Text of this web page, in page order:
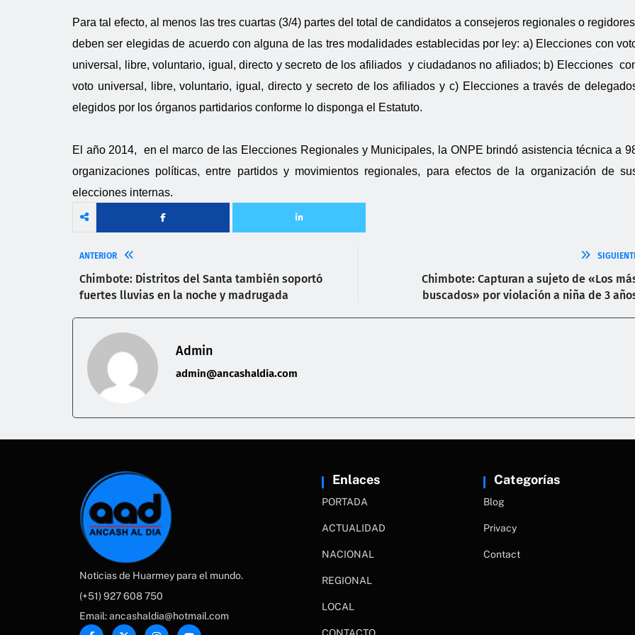
Para tal efecto, al menos las tres cuartas (3/4) partes del total de candidatos a consejeros regionales o
deben ser elegidas de acuerdo con alguna de las tres modalidades establecidas por ley: a) Elecciones con
universal, libre, voluntario, igual, directo y secreto de los afiliados y ciudadanos no afiliados; b) Elecciones
voto universal, libre, voluntario, igual, directo y secreto de los afiliados y c) Elecciones a través de
elegidos por los órganos partidarios conforme lo disponga el Estatuto.
El año 2014, en el marco de las Elecciones Regionales y Municipales, la ONPE brindó asistencia técnica a
organizaciones políticas, entre partidos y movimientos regionales, para efectos de la organización de
elecciones internas.
ANTERIOR
Chimbote: Distritos del Santa también soportó
fuertes lluvias en la noche y madrugada
Chimbote: Capturan a sujeto de «Los
buscados» por violación a niña de 3
Admin
admin@ancashaldia.com
Noticias de Huarmey para el mundo.
(+51) 927 608 750
Email: ancashaldia@hotmail.com
Enlaces
PORTADA
ACTUALIDAD
NACIONAL
REGIONAL
LOCAL
Categorías
Blog
Privacy
Contact